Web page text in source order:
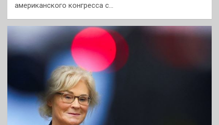
американского конгресса с…